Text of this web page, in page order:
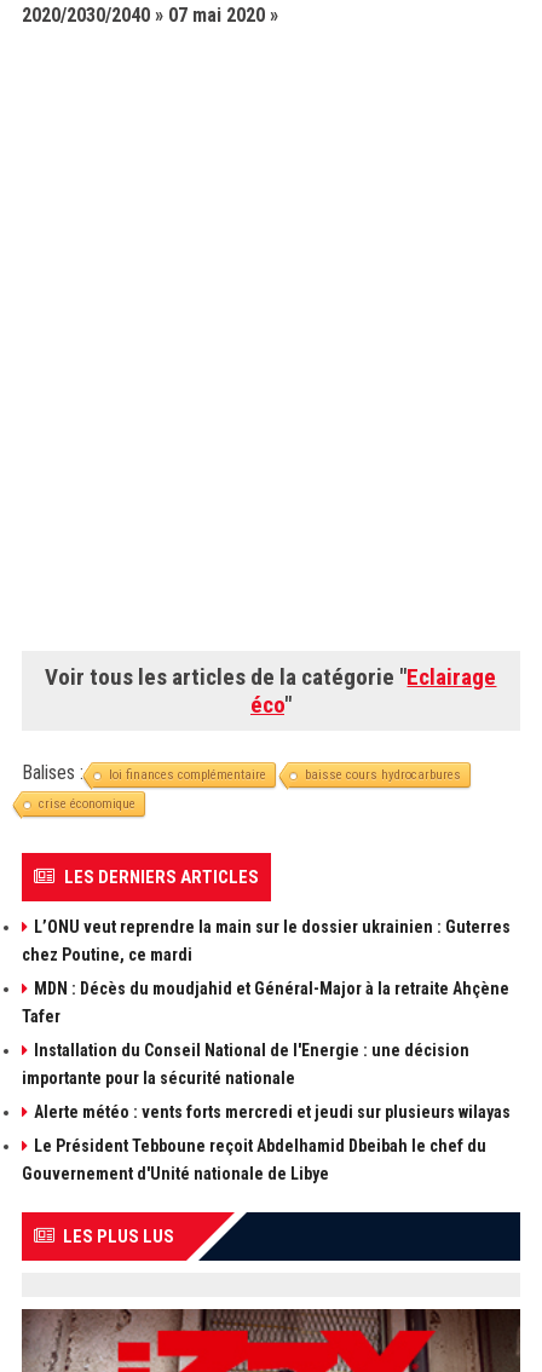
2020/2030/2040 » 07 mai 2020 »
Voir tous les articles de la catégorie "Eclairage
éco"
Balises : loi finances complémentaire
baisse cours hydrocarbures
crise économique
LES DERNIERS ARTICLES
L’ONU veut reprendre la main sur le dossier ukrainien : Guterres
chez Poutine, ce mardi
MDN : Décès du moudjahid et Général-Major à la retraite Ahçène
Tafer
Installation du Conseil National de l'Energie : une décision
importante pour la sécurité nationale
Alerte météo : vents forts mercredi et jeudi sur plusieurs wilayas
Le Président Tebboune reçoit Abdelhamid Dbeibah le chef du
Gouvernement d'Unité nationale de Libye
LES PLUS LUS